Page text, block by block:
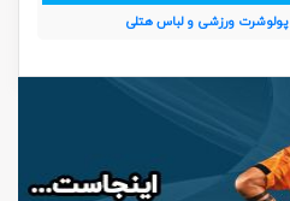
پولوشرت ورزشی و لباس هتلی